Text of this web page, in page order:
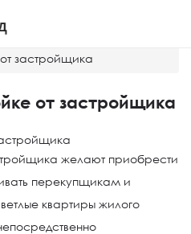
застройщика
от застройщика
желают приобрести
перекупщикам и
квартиры жилого